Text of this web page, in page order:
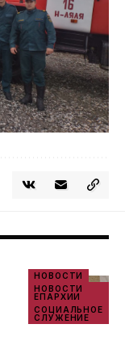
НОВОСТИ
НОВОСТИ
ЕПАРХИИ
СОЦИАЛЬНОЕ
СЛУЖЕНИЕ